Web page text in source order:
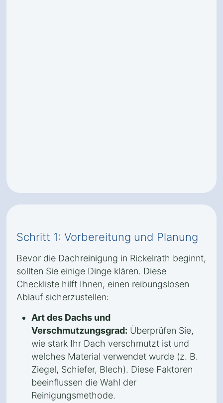
Schritt 1: Vorbereitung und Planung
Bevor die Dachreinigung in Rickelrath beginnt,
sollten Sie einige Dinge klären. Diese
Checkliste hilft Ihnen, einen reibungslosen
Ablauf sicherzustellen:
Art des Dachs und
Verschmutzungsgrad: Überprüfen Sie,
wie stark Ihr Dach verschmutzt ist und
welches Material verwendet wurde (z. B.
Ziegel, Schiefer, Blech). Diese Faktoren
beeinflussen die Wahl der
Reinigungsmethode.